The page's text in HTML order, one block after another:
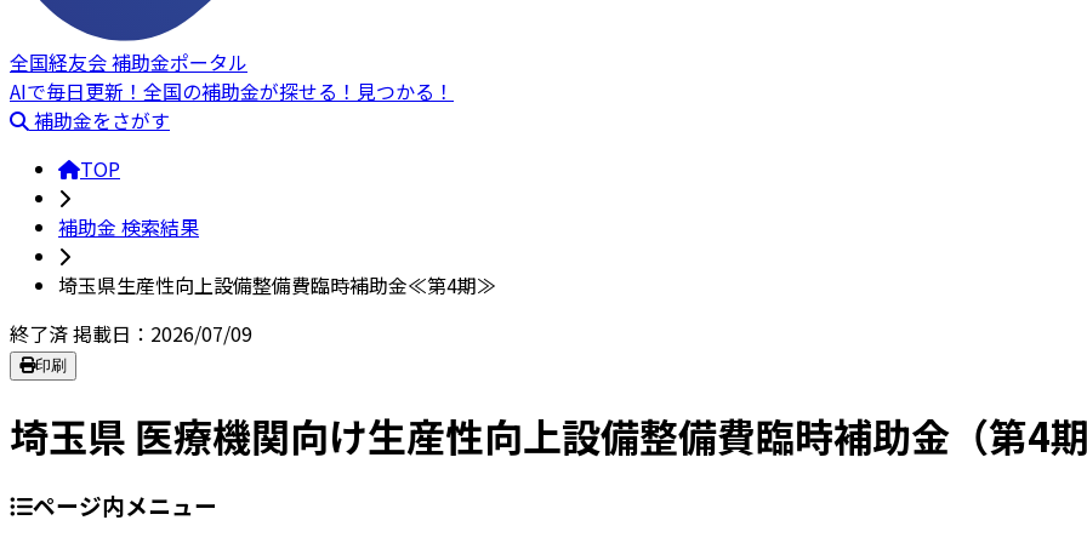
全国経友会 補助金ポータル
AIで毎日更新！全国の補助金が探せる！見つかる！
補助金をさがす
TOP
補助金 検索結果
埼玉県生産性向上設備整備費臨時補助金≪第4期≫
終了済掲載日：2026/07/09
印刷
埼玉県 医療機関向け生産性向上設備整備費臨時補助金（第4
ページ内メニュー